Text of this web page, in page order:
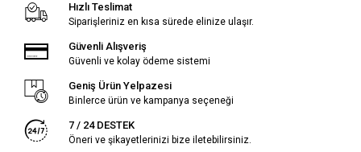
Hızlı Teslimat
Siparişleriniz en kısa sürede elinize ulaşır.
Güvenli Alışveriş
Güvenli ve kolay ödeme sistemi
Geniş Ürün Yelpazesi
Binlerce ürün ve kampanya seçeneği
7 / 24 DESTEK
Öneri ve şikayetlerinizi bize iletebilirsiniz.